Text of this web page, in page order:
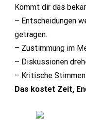
Kommt dir das
– Entscheidungen
getragen.
– Zustimmung im
– Diskussionen
– Kritische
Das kostet Zeit,